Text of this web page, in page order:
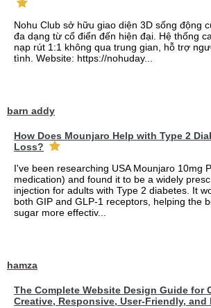
Nohu Club sở hữu giao diện 3D sống động
đa dạng từ cổ điển đến hiện đại. Hệ thống
nạp rút 1:1 không qua trung gian, hỗ trợ
tình. Website: https://nohuday...
barn addy
How Does Mounjaro Help with Type 2
Loss?
I've been researching USA Mounjaro 10mg
medication) and found it to be a widely
injection for adults with Type 2 diabetes. It
both GIP and GLP-1 receptors, helping the
sugar more effectiv...
hamza
The Complete Website Design Guide for
Creative, Responsive, User-Friendly, and